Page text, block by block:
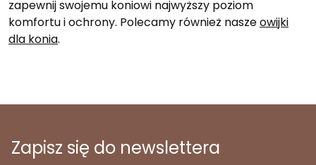
zapewnij swojemu koniowi najwyższy poziom
komfortu i ochrony. Polecamy również naszeowijki
dla konia.
Zapisz się do newslettera